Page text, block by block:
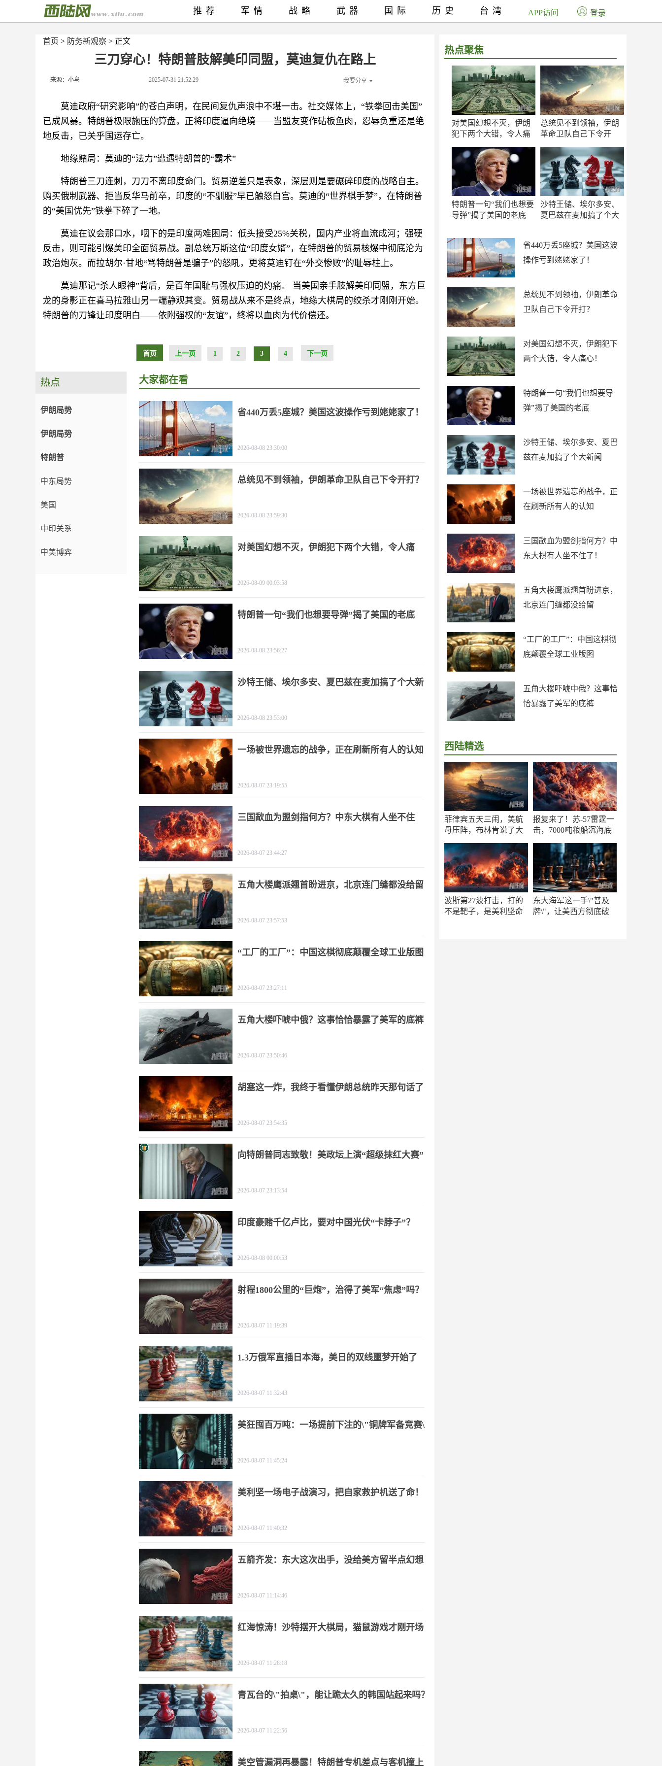
首页 > 防务新观察 > 正文
三刀穿心！特朗普肢解美印同盟，莫迪复仇在路上
来源：小鸟 2025-07-31 21:52:29 我要分享
莫迪政府“研究影响”的苍白声明，在民间复仇声浪中不堪一击。社交媒体上，“铁拳回击美国”
已成风暴。特朗普极限施压的算盘，正将印度逼向绝境——当盟友变作砧板鱼肉，忍辱负重还是绝
地反击，已关乎国运存亡。
地缘赌局：莫迪的“法力”遭遇特朗普的“霸术”
特朗普三刀连刺，刀刀不离印度命门。贸易逆差只是表象，深层则是要碾碎印度的战略自主。
购买俄制武器、拒当反华马前卒，印度的“不驯服”早已触怒白宫。莫迪的“世界棋手梦”，在特朗普
的“美国优先”铁拳下碎了一地。
莫迪在议会那口水，咽下的是印度两难困局：低头接受25%关税，国内产业将血流成河；强硬
反击，则可能引爆美印全面贸易战。副总统万斯这位“印度女婿”，在特朗普的贸易核爆中彻底沦为
政治炮灰。而拉胡尔·甘地“骂特朗普是骗子”的怒吼，更将莫迪钉在“外交惨败”的耻辱柱上。
莫迪那记“杀人眼神”背后，是百年国耻与强权压迫的灼痛。 当美国亲手肢解美印同盟，东方巨
龙的身影正在喜马拉雅山另一端静观其变。贸易战从来不是终点，地缘大棋局的绞杀才刚刚开始。
特朗普的刀锋让印度明白——依附强权的“友谊”，终将以血肉为代价偿还。
首页 上一页 1 2 3 4 下一页
热点聚焦
对美国幻想不灭，伊朗
犯下两个大错，令人痛
总统见不到领袖，伊朗
革命卫队自己下令开
特朗普一句“我们也想要
导弹”揭了美国的老底
沙特王储、埃尔多安、
夏巴兹在麦加搞了个大
省440万丢5座城？美国这波
操作亏到姥姥家了！
总统见不到领袖，伊朗革命
卫队自己下令开打？
对美国幻想不灭，伊朗犯下
两个大错，令人痛心！
特朗普一句“我们也想要导
弹”揭了美国的老底
沙特王储、埃尔多安、夏巴
兹在麦加搞了个大新闻
一场被世界遗忘的战争，正
在刷新所有人的认知
三国歃血为盟剑指何方？中
东大棋有人坐不住了！
五角大楼鹰派翘首盼进京，
北京连门缝都没给留
“工厂的工厂”：中国这棋彻
底颠覆全球工业版图
五角大楼吓唬中俄？这事恰
恰暴露了美军的底裤
西陆精选
菲律宾五天三闹，美航
母压阵，布林肯说了大
报复来了！苏-57雷霆一
击，7000吨粮船沉海底
波斯第27波打击，打的
不是靶子，是美利坚命
东大海军这一手\"普及
牌\"，让美西方彻底破
推荐 军情 战略 武器 国际 历史 台湾 APP访问 登录
热点
伊朗局势
伊朗局势
特朗普
中东局势
美国
中印关系
中美博弈
大家都在看
省440万丢5座城？美国这波操作亏到姥姥家了！
2026-08-08 23:30:00
总统见不到领袖，伊朗革命卫队自己下令开打？
2026-08-08 23:59:30
对美国幻想不灭，伊朗犯下两个大错，令人痛
2026-08-09 00:03:58
特朗普一句“我们也想要导弹”揭了美国的老底
2026-08-08 23:56:27
沙特王储、埃尔多安、夏巴兹在麦加搞了个大新
2026-08-08 23:53:00
一场被世界遗忘的战争，正在刷新所有人的认知
2026-08-07 23:19:55
三国歃血为盟剑指何方？中东大棋有人坐不住
2026-08-07 23:44:27
五角大楼鹰派翘首盼进京，北京连门缝都没给留
2026-08-07 23:57:53
“工厂的工厂”：中国这棋彻底颠覆全球工业版图
2026-08-07 23:27:11
五角大楼吓唬中俄？这事恰恰暴露了美军的底裤
2026-08-07 23:50:46
胡塞这一炸，我终于看懂伊朗总统昨天那句话了
2026-08-07 23:54:35
向特朗普同志致敬！美政坛上演“超级抹红大赛”
2026-08-07 23:13:54
印度豪赌千亿卢比，要对中国光伏“卡脖子”？
2026-08-08 00:00:53
射程1800公里的“巨炮”，治得了美军“焦虑”吗？
2026-08-07 11:19:39
1.3万俄军直插日本海，美日的双线噩梦开始了
2026-08-07 11:32:43
美狂囤百万吨：一场提前下注的\"铜牌军备竞赛\"
2026-08-07 11:45:24
美利坚一场电子战演习，把自家救护机送了命！
2026-08-07 11:40:32
五箭齐发：东大这次出手，没给美方留半点幻想
2026-08-07 11:14:46
红海惊涛！沙特摆开大棋局，猫鼠游戏才刚开场
2026-08-07 11:28:18
青瓦台的\"拍桌\"，能让跪太久的韩国站起来吗？
2026-08-07 11:22:56
美空管漏洞再暴露！特朗普专机差点与客机撞上